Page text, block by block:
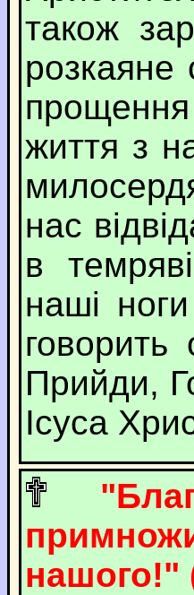
також
розкаяне
життя з
нас
в
наші
Прийди,
Ісуса
нашого!"